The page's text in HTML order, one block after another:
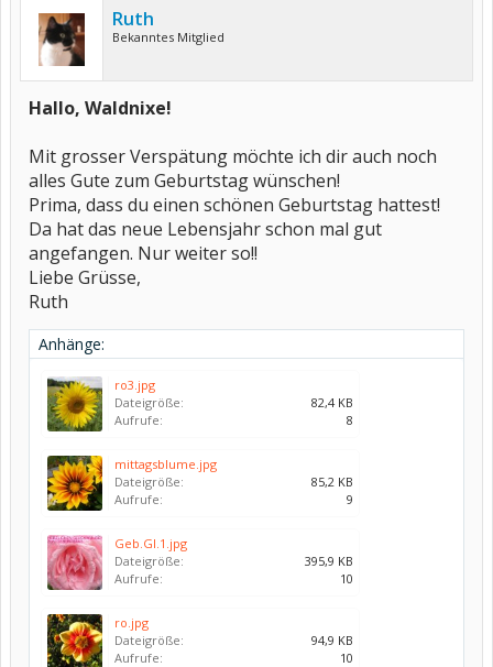
Ruth
Bekanntes Mitglied
Hallo, Waldnixe!
Mit grosser Verspätung möchte ich dir auch noch
alles Gute zum Geburtstag wünschen!
Prima, dass du einen schönen Geburtstag hattest!
Da hat das neue Lebensjahr schon mal gut
angefangen. Nur weiter so!!
Liebe Grüsse,
Ruth
Anhänge:
ro3.jpg
Dateigröße:
82,4 KB
Aufrufe:
8
mittagsblume.jpg
Dateigröße:
85,2 KB
Aufrufe:
9
Geb.Gl.1.jpg
Dateigröße:
395,9 KB
Aufrufe:
10
ro.jpg
Dateigröße:
94,9 KB
Aufrufe:
10